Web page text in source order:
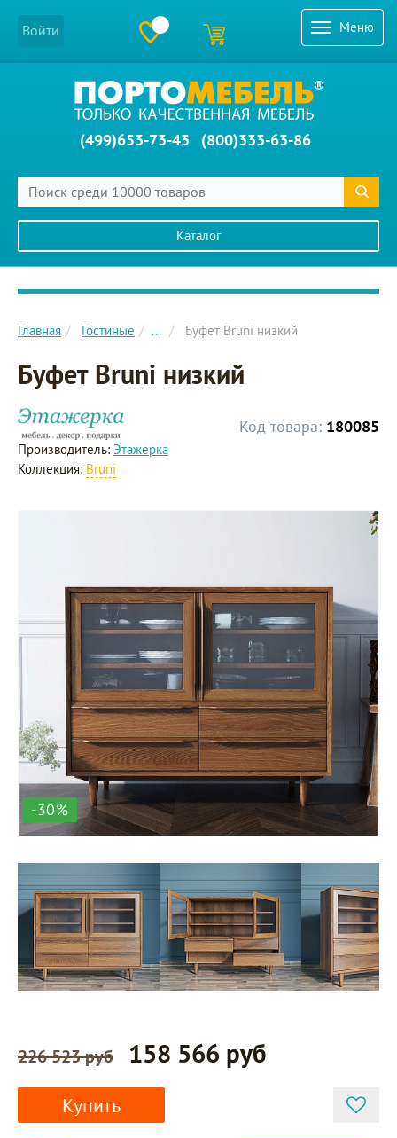
Меню
Войти
(499)653-73-43 (800)333-63-86
Каталог
Главное меню сайта
Главная Гостиные ... Буфет Bruni низкий
Буфет Bruni низкий
Код товара: 180085
Производитель: Этажерка
Коллекция: Bruni
-30%
226 523 руб 158 566 руб
Купить